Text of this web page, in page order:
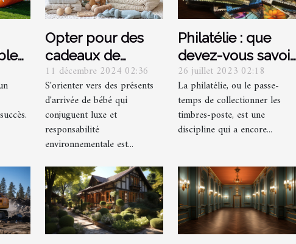
Opter pour des
cadeaux de
naissance de luxe
et
écoresponsables
11 décembre 2024 02:36
S'orienter vers des présents
d'arrivée de bébé qui
conjuguent luxe et
responsabilité
environnementale est...
Philatélie : que
devez-vous savoir
lorsque vous
collectionnez des
timbres ?
26 juillet 2023 02:18
La philatélie, ou le passe-
temps de collectionner les
timbres-poste, est une
discipline qui a encore...